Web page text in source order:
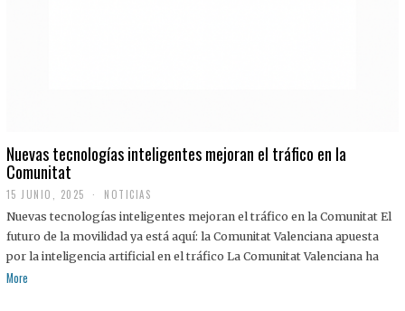
Nuevas tecnologías inteligentes mejoran el tráfico en la
Comunitat
15 JUNIO, 2025 NOTICIAS
Nuevas tecnologías inteligentes mejoran el tráfico en la Comunitat El
futuro de la movilidad ya está aquí: la Comunitat Valenciana apuesta
por la inteligencia artificial en el tráfico La Comunitat Valenciana ha
More